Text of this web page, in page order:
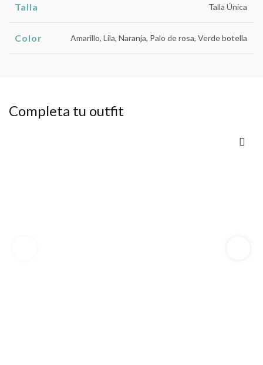
Talla Talla Única
Color Amarillo, Lila, Naranja, Palo de rosa, Verde botella
Completa tu outfit